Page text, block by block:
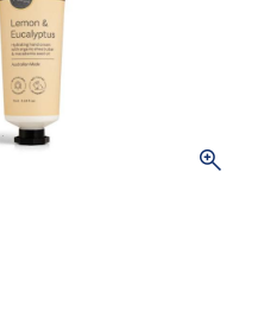
zoom_in